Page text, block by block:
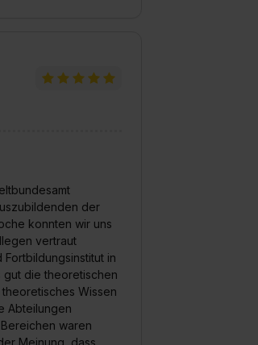
der
konnten wir uns
vertraut
in
gut die theoretischen
Wissen
Abteilungen
waren
Meinung, dass